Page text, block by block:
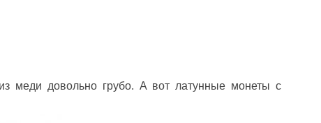
меди довольно грубо. А вот латунные монеты с